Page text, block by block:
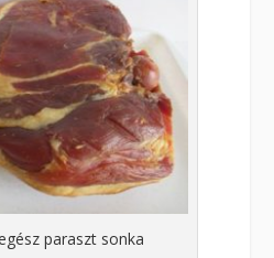
paraszt sonka